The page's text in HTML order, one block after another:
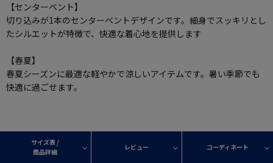
【センターベント】
切り込みが1本のセンターベントデザインです。細身でスッキリとし
たシルエットが特徴で、快適な着心地を提供します
【春夏】
春夏シーズンに最適な軽やかで涼しいアイテムです。暑い季節でも
快適に過ごせます。
サイズ表 /
商品詳細
レビュー コーディネート